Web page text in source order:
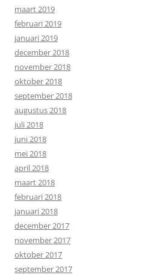
maart 2019
februari 2019
januari 2019
december 2018
november 2018
oktober 2018
september 2018
augustus 2018
juli 2018
juni 2018
mei 2018
april 2018
maart 2018
februari 2018
januari 2018
december 2017
november 2017
oktober 2017
september 2017